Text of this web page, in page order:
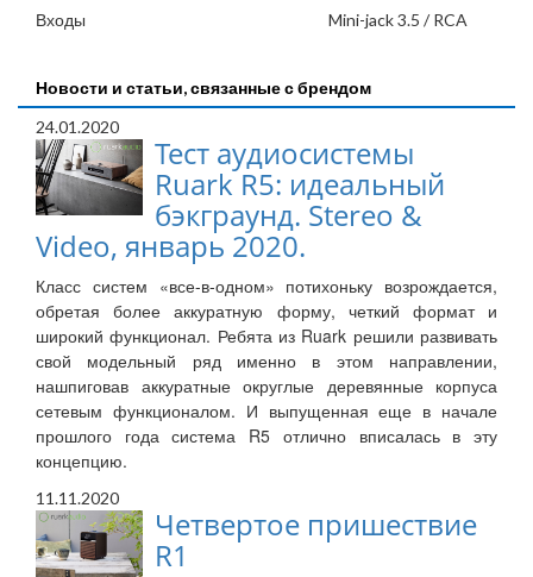
Входы Mini-jack 3.5 / RCA
Новости и статьи, связанные с брендом
24.01.2020
Тест аудиосистемы
Ruark R5: идеальный
бэкграунд. Stereo &
Video, январь 2020.
Класс систем «все-в-одном» потихоньку возрождается,
обретая более аккуратную форму, четкий формат и
широкий функционал. Ребята из Ruark решили развивать
свой модельный ряд именно в этом направлении,
нашпиговав аккуратные округлые деревянные корпуса
сетевым функционалом. И выпущенная еще в начале
прошлого года система R5 отлично вписалась в эту
концепцию.
11.11.2020
Четвертое пришествие
R1